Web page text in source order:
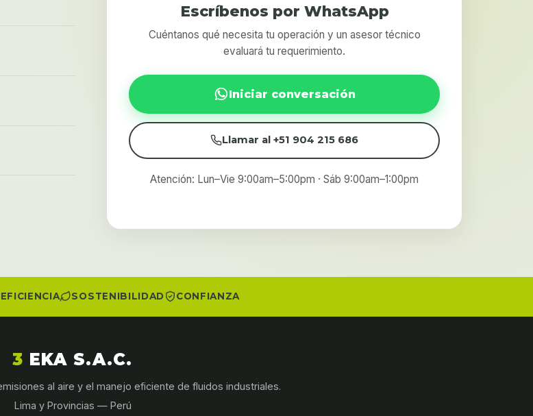
Escríbenos por WhatsApp
Cuéntanos qué necesita tu operación y un asesor técnico
evaluará tu requerimiento.
Iniciar conversación
Llamar al +51 904 215 686
Atención: Lun–Vie 9:00am–5:00pm · Sáb 9:00am–1:00pm
EFICIENCIA SOSTENIBILIDAD CONFIANZA
3 EKA S.A.C.
al aire y el manejo eficiente de fluidos industriales.
Lima y Provincias — Perú